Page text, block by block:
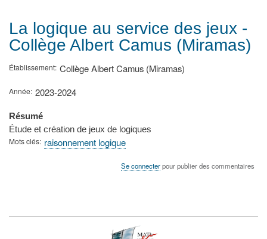
d'Ariane
La logique au service des jeux -
Collège Albert Camus (Miramas)
Établissement Collège Albert Camus (Miramas)
Année 2023-2024
Résumé
Étude et création de jeux de logiques
Mots clés raisonnement logique
Se connecterpour publier des commentaires